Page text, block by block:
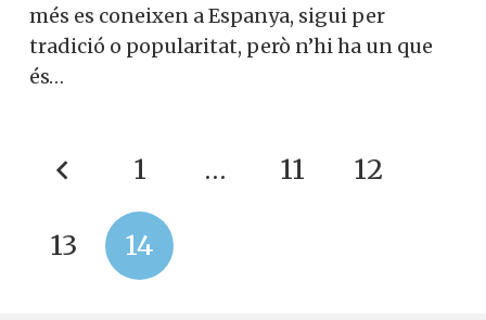
més es coneixen a Espanya, sigui per
tradició o popularitat, però n’hi ha un que
és…
1 … 11 12
13 14